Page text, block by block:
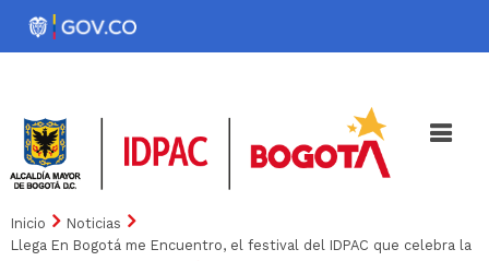
Pasar
Noticias Iniciativas
Inicio
Noticias
Llega En Bogotá me Encuentro, el festival del IDPAC que celebra la